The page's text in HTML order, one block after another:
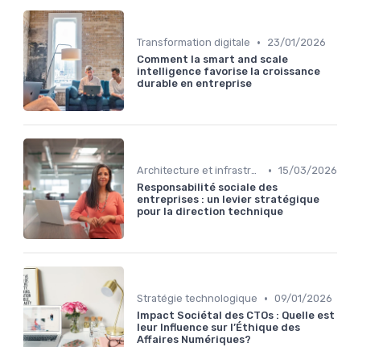
Transformation digitale •
23/01/2026
Comment la smart and scale
intelligence favorise la croissance
durable en entreprise
Architecture et infrastructure • 15/03/2026
Responsabilité sociale des
entreprises : un levier stratégique
pour la direction technique
Stratégie technologique • 09/01/2026
Impact Sociétal des CTOs : Quelle est
leur Influence sur l’Éthique des
Affaires Numériques?